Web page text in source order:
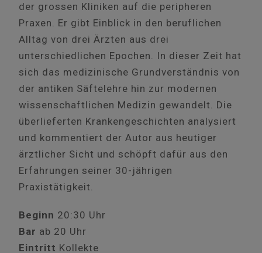
der grossen Kliniken auf die peripheren
Praxen. Er gibt Einblick in den beruflichen
Alltag von drei Ärzten aus drei
unterschiedlichen Epochen. In dieser Zeit hat
sich das medizinische Grundverständnis von
der antiken Säftelehre hin zur modernen
wissenschaftlichen Medizin gewandelt. Die
überlieferten Krankengeschichten analysiert
und kommentiert der Autor aus heutiger
ärztlicher Sicht und schöpft dafür aus den
Erfahrungen seiner 30-jährigen
Praxistätigkeit.
Beginn 20:30 Uhr
Bar ab 20 Uhr
Eintritt Kollekte